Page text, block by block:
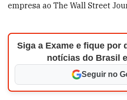
empresa ao The Wall Street
Siga a Exame e fique por
notícias do Brasil
Seguir no